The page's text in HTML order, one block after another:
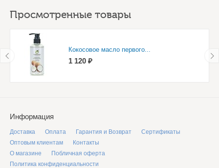
Просмотренные товары
Кокосовое масло первого...
1 120 ₽
Информация
Доставка Оплата Гарантия и Возврат
Сертификаты
Оптовым клиентам
Контакты
О магазине
Побличная оферта
Политика конфиденциальности